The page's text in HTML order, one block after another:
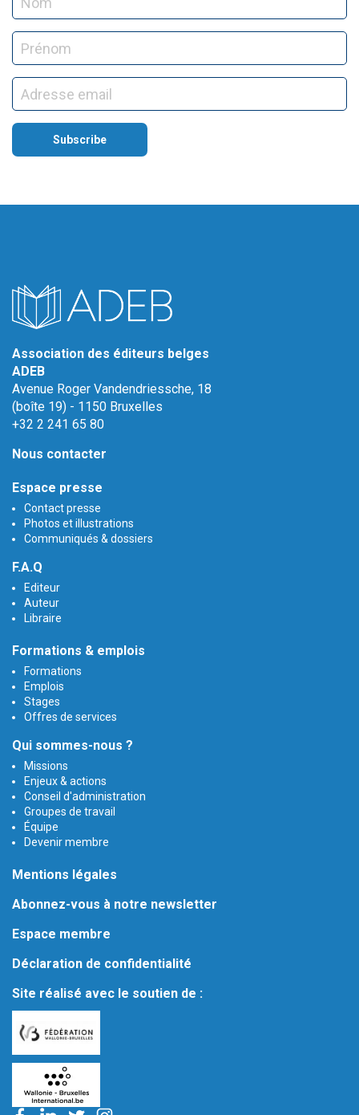
Association des éditeurs belges
ADEB
Avenue Roger Vandendriessche, 18
(boîte 19) - 1150 Bruxelles
+32 2 241 65 80
Nous contacter
Espace presse
Contact presse
Photos et illustrations
Communiqués & dossiers
F.A.Q
Editeur
Auteur
Libraire
Formations & emplois
Formations
Emplois
Stages
Offres de services
Qui sommes-nous ?
Missions
Enjeux & actions
Conseil d'administration
Groupes de travail
Équipe
Devenir membre
Mentions légales
Abonnez-vous à notre newsletter
Espace membre
Déclaration de confidentialité
Site réalisé avec le soutien de :